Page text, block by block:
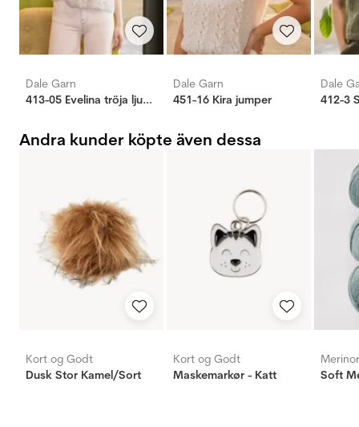
Dale Garn
413-05 Evelina tröja ljus grå
Dale Garn
451-16 Kira jumper
Dale
412-3
Andra kunder köpte även dessa
Kort og Godt
Dusk Stor Kamel/Sort
Kort og Godt
Maskemarkør - Katt
Merinor
Soft